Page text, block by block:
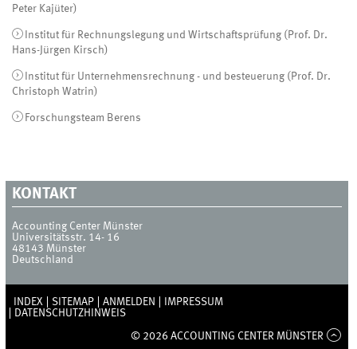
Peter Kajüter)
Institut für Rechnungslegung und Wirtschaftsprüfung (Prof. Dr.
Hans-Jürgen Kirsch)
Institut für Unternehmensrechnung - und besteuerung (Prof. Dr.
Christoph Watrin)
Forschungsteam Berens
KONTAKT
Accounting Center Münster
Universitätsstr. 14- 16
48143 Münster
Deutschland
INDEX SITEMAP ANMELDEN
IMPRESSUM
DATENSCHUTZHINWEIS
© 2026 ACCOUNTING CENTER MÜNSTER